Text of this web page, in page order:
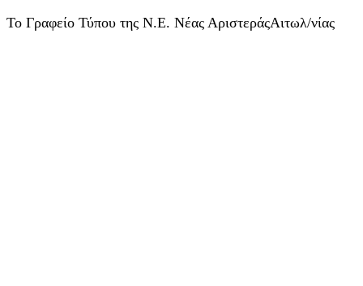
Το Γραφείο Τύπου της Ν.Ε. Νέας ΑριστεράςΑιτωλ/νίας